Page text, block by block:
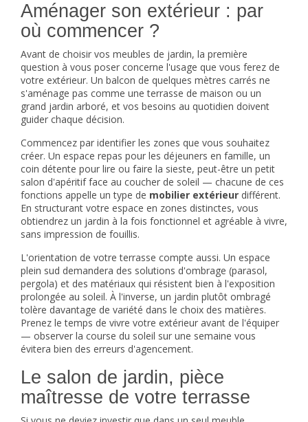
Aménager son extérieur : par
où commencer ?
Avant de choisir vos meubles de jardin, la première
question à vous poser concerne l'usage que vous ferez de
votre extérieur. Un balcon de quelques mètres carrés ne
s'aménage pas comme une terrasse de maison ou un
grand jardin arboré, et vos besoins au quotidien doivent
guider chaque décision.
Commencez par identifier les zones que vous souhaitez
créer. Un espace repas pour les déjeuners en famille, un
coin détente pour lire ou faire la sieste, peut-être un petit
salon d'apéritif face au coucher de soleil — chacune de ces
fonctions appelle un type de mobilier extérieur différent.
En structurant votre espace en zones distinctes, vous
obtiendrez un jardin à la fois fonctionnel et agréable à vivre,
sans impression de fouillis.
L'orientation de votre terrasse compte aussi. Un espace
plein sud demandera des solutions d'ombrage (parasol,
pergola) et des matériaux qui résistent bien à l'exposition
prolongée au soleil. À l'inverse, un jardin plutôt ombragé
tolère davantage de variété dans le choix des matières.
Prenez le temps de vivre votre extérieur avant de l'équiper
— observer la course du soleil sur une semaine vous
évitera bien des erreurs d'agencement.
Le salon de jardin, pièce
maîtresse de votre terrasse